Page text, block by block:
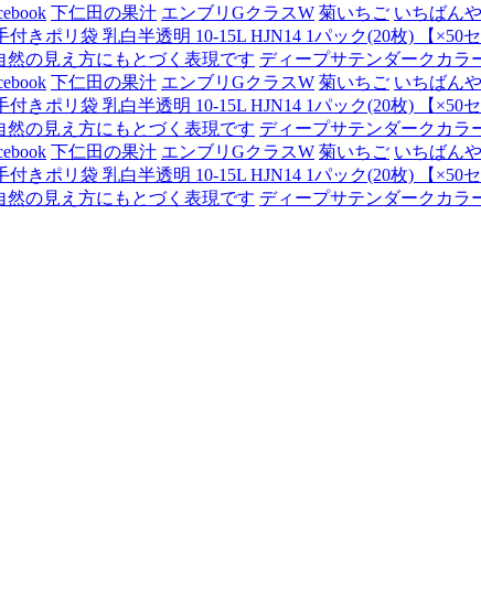
下仁田の果汁 エンブリGクラスW 菊いちご いちばん
きポリ袋 乳白半透明 10-15L HJN14 1パック(20枚) 【×50セ
然の見え方にもとづく表現です ディープサテンダークカラ
下仁田の果汁 エンブリGクラスW 菊いちご いちばん
きポリ袋 乳白半透明 10-15L HJN14 1パック(20枚) 【×50セ
然の見え方にもとづく表現です ディープサテンダークカラ
下仁田の果汁 エンブリGクラスW 菊いちご いちばん
きポリ袋 乳白半透明 10-15L HJN14 1パック(20枚) 【×50セ
然の見え方にもとづく表現です ディープサテンダークカラ